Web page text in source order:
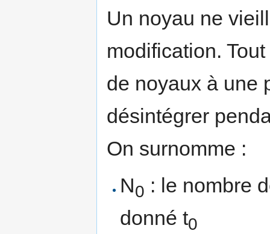
Un noyau ne
modification.
de noyaux à une
désintégrer
On surnomme :
N0 : le nombre
donné t0